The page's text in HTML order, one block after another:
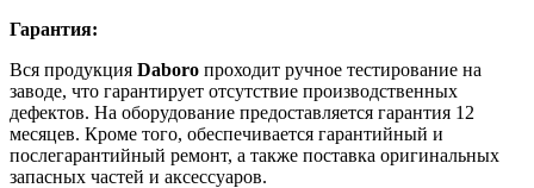
Гарантия:
Вся продукция Daboro проходит ручное тестирование на
заводе, что гарантирует отсутствие производственных
дефектов. На оборудование предоставляется гарантия 12
месяцев. Кроме того, обеспечивается гарантийный и
послегарантийный ремонт, а также поставка оригинальных
запасных частей и аксессуаров.